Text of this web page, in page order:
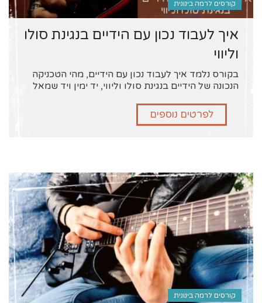
קורסים לרמה בינונית
איך לעבוד נכון עם הידיים בנגינת סולו
וליווי
בקורס נלמד איך לעבוד נכון עם הידיים, מהי הטכניקה
הנכונה של הידיים בנגינת סולו וליווי, יד ימין ויד שמאל
לפרטים נוספים
קורסים לרמה בינונית